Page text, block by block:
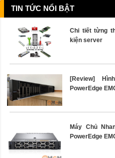
TIN TỨC NỔI BẬT
Chi tiết từng
kiện server
[Review]
PowerEdge
Máy Chủ
PowerEdge